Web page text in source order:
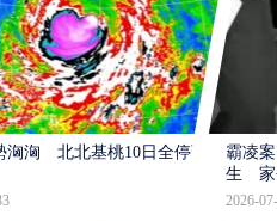
洶洶 北北基桃10日全停班
霸凌
生 家
2026-